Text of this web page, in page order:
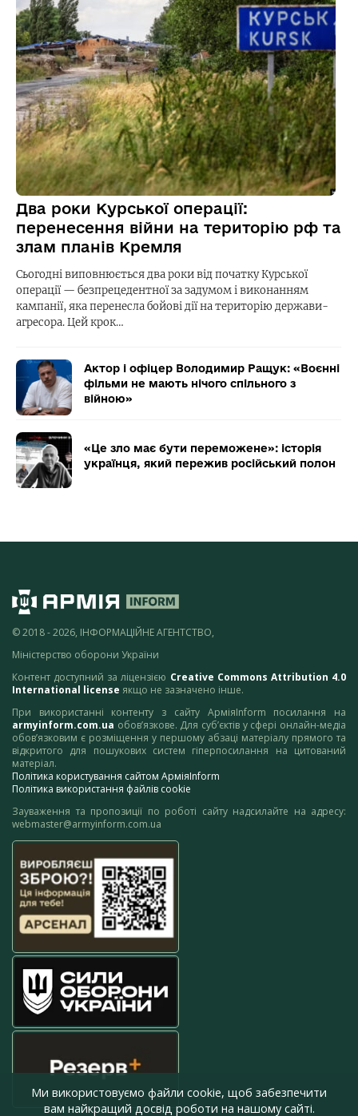
Два роки Курської операції:
перенесення війни на територію рф та
злам планів Кремля
Сьогодні виповнюється два роки від початку Курської
операції — безпрецедентної за задумом і виконанням
кампанії, яка перенесла бойові дії на територію держави-
агресора. Цей крок…
Актор і офіцер Володимир Ращук: «Воєнні
фільми не мають нічого спільного з
війною»
«Це зло має бути переможене»: історія
українця, який пережив російський полон
© 2018 - 2026, ІНФОРМАЦІЙНЕ АГЕНТСТВО,
Міністерство оборони України
Контент доступний за ліцензією Creative Commons Attribution 4.0
International license якщо не зазначено інше.
При використанні контенту з сайту АрміяInform посилання на
armyinform.com.ua обов’язкове. Для суб’єктів у сфері онлайн-медіа
обов’язковим є розміщення у першому абзаці матеріалу прямого та
відкритого для пошукових систем гіперпосилання на цитований
матеріал.
Політика користування сайтом АрміяInform
Політика використання файлів cookie
Зауваження та пропозиції по роботі сайту надсилайте на адресу:
webmaster@armyinform.com.ua
Ми використовуємо файли cookie, щоб забезпечити
вам найкращий досвід роботи на нашому сайті.